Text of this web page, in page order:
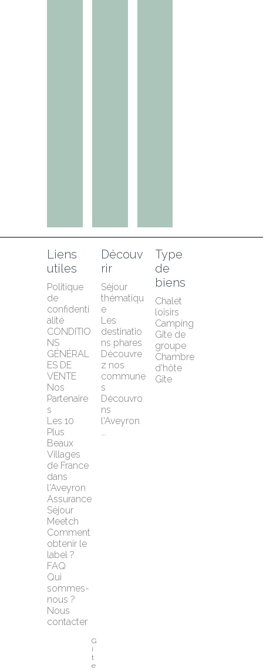
Liens
utiles
Politique
de
confidenti
alité
CONDITIO
NS
GÉNÉRAL
ES DE
VENTE
Nos
Partenaire
s
Les 10
Plus
Beaux
Villages
de France
dans
l'Aveyron
Assurance
Séjour
Meetch
Comment
obtenir le
label ?
FAQ
Qui
sommes-
nous ?
Nous
contacter
Découv
rir
Séjour
thématiqu
e
Les
destinatio
ns phares
Découvre
z nos
commune
s
Découvro
ns
l'Aveyron
...
Type
de
biens
Chalet
loisirs
Camping
Gîte de
groupe
Chambre
d'hôte
Gîte
G
î
t
e